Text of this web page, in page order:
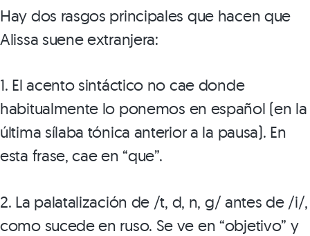
Hay dos rasgos principales que hacen que
Alissa suene extranjera:
1. El acento sintáctico no cae donde
habitualmente lo ponemos en español (en la
última sílaba tónica anterior a la pausa). En
esta frase, cae en “que”.
2. La palatalización de /t, d, n, g/ antes de /i/,
como sucede en ruso. Se ve en “objetivo” y